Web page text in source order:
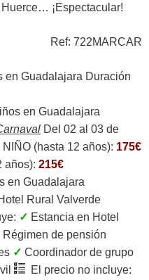
¡Espectacular!
Ref: 722MARCAR
Duración
Del 02 al 03 de
(hasta 12 años): 175€
años): 215€
Rural Valverde
✓ Estancia en Hotel
Régimen de pensión
✓ Coordinador de grupo
El precio no incluye: